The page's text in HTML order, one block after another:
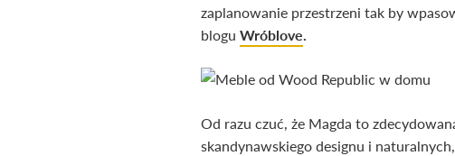
zaplanowanie przestrzeni tak by
blogu Wróblove.
Od razu czuć, że Magda to
skandynawskiego designu i